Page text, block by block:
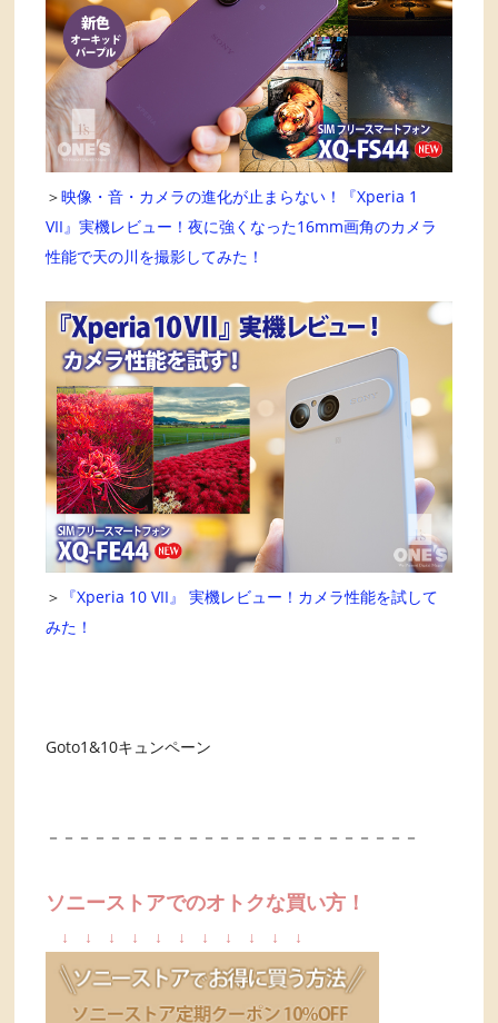
＞映像・音・カメラの進化が止まらない！『Xperia 1
VII』実機レビュー！夜に強くなった16mm画角のカメラ
性能で天の川を撮影してみた！
＞ 『Xperia 10 VII』 実機レビュー！カメラ性能を試して
みた！
Goto1&10キュンペーン
－－－－－－－－－－－－－－－－－－－－－－－－
ソニーストアでのオトクな買い方！
↓ ↓ ↓ ↓ ↓ ↓ ↓ ↓ ↓ ↓ ↓